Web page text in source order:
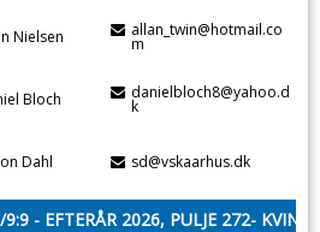
Nielsen allan_twin@hotmail.co
m
Bloch danielbloch8@yahoo.d
k
Dahl sd@vskaarhus.dk
- EFTERÅR 2026, PULJE 272-